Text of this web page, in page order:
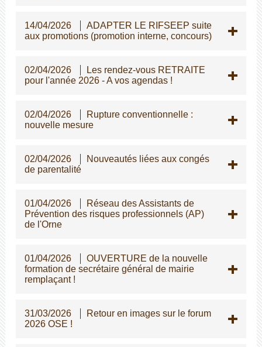
14/04/2026
ADAPTER LE RIFSEEP suite
aux promotions (promotion interne, concours)
02/04/2026
Les rendez-vous RETRAITE
pour l'année 2026 - A vos agendas !
02/04/2026
Rupture conventionnelle :
nouvelle mesure
02/04/2026
Nouveautés liées aux congés
de parentalité
01/04/2026
Réseau des Assistants de
Prévention des risques professionnels (AP)
de l'Orne
01/04/2026
OUVERTURE de la nouvelle
formation de secrétaire général de mairie
remplaçant !
31/03/2026
Retour en images sur le forum
2026 OSE !